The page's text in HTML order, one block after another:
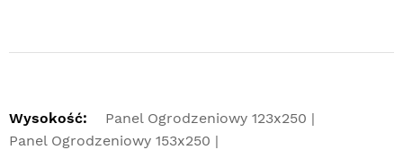
Wysokość:
Panel Ogrodzeniowy 123x250
Panel Ogrodzeniowy 153x250